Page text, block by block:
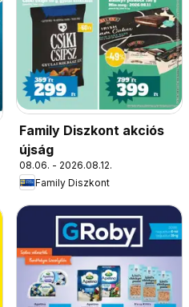
Family Diszkont akciós
újság
08.06. - 2026.08.12.
Family Diszkont